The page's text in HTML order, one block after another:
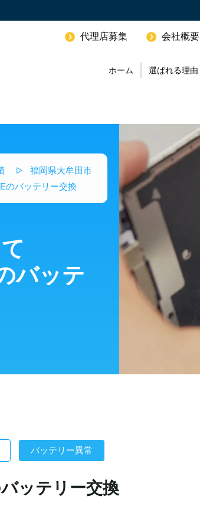
代理店募集 会社概要
ホーム 選ばれる理由
福岡県大牟田市
のバッテリー交換
バッテ
バッテリー異常
ッテリー交換